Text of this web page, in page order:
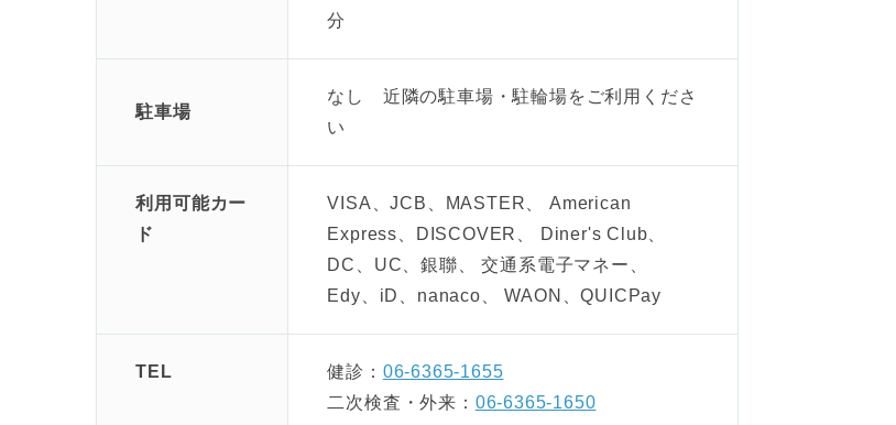
分
駐車場
なし 近隣の駐車場・駐輪場をご利用くださ
い
利用可能カー
ド
VISA、JCB、MASTER、 American
Express、DISCOVER、 Diner's Club、
DC、UC、銀聯、 交通系電子マネー、
Edy、iD、nanaco、 WAON、QUICPay
TEL 健診： 06-6365-1655
二次検査・外来： 06-6365-1650